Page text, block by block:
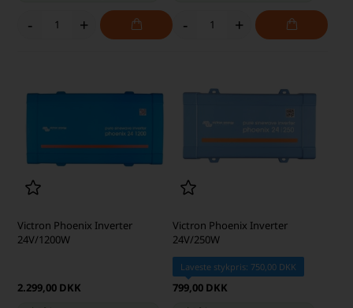
- + - +
Victron Phoenix Inverter
24V/1200W
2.299,00 DKK
Victron Phoenix Inverter
24V/250W
Laveste stykpris: 750,00 DKK
799,00 DKK